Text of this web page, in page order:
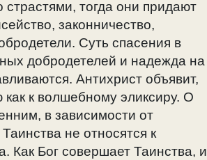
тогда они придают
законничество,
Суть спасения в
добродетелей и надежда на
Антихрист объявит,
к волшебному эликсиру. О
в зависимости от
не относятся к
Как Бог совершает Таинства, и